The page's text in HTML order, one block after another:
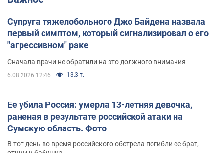
Супруга тяжелобольного Джо Байдена назвала
первый симптом, который сигнализировал о его
"агрессивном" раке
Сначала врачи не обратили на это должного внимания
6.08.2026 12:46 13,3 т.
Ее убила Россия: умерла 13-летняя девочка,
раненая в результате российской атаки на
Сумскую область. Фото
В тот день во время российского обстрела погибли ее брат,